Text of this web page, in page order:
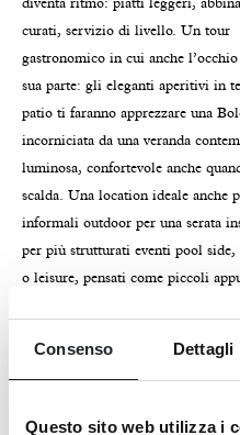
Consenso Dettagli
Questo sito web utilizza i
diventa ritmo: piatti leggeri,
curati, servizio di livello. Un tour
gastronomico in cui anche
sua parte: gli eleganti aperitivi in
patio ti faranno apprezzare una
incorniciata da una veranda
luminosa, confortevole anche
scalda. Una location ideale anche
informali outdoor per una serata
per più strutturati eventi pool side,
o leisure, pensati come piccoli